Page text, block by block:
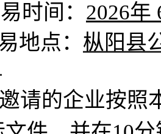
时间 ： 2026年
地点： 枞阳县
请的企业按照